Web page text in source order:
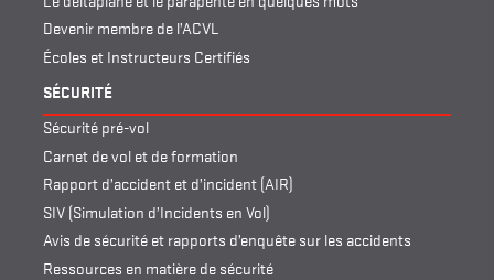
Devenir membre de l’ACVL
Écoles et Instructeurs Certifiés
SÉCURITÉ
Sécurité pré-vol
Carnet de vol et de formation
Rapport d’accident et d’incident (AIR)
SIV (Simulation d’Incidents en Vol)
Avis de sécurité et rapports d’enquête sur les accidents
Ressources en matière de sécurité